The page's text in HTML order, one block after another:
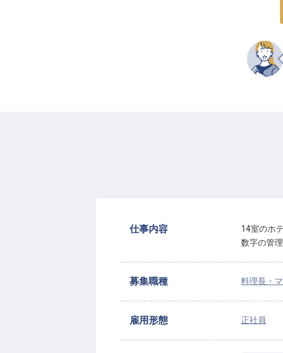
仕事内容
14室のホ
数字の管
募集職種 料理長・
雇用形態 正社員